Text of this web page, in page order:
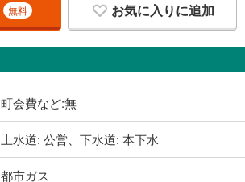
無料 お気に入りに追加
町会費など:無
上水道: 公営、下水道: 本下水
都市ガス